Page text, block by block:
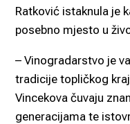
Ratković istaknula je
posebno mjesto u
– Vinogradarstvo je
tradicije topličkog
Vincekova čuvaju
generacijama te